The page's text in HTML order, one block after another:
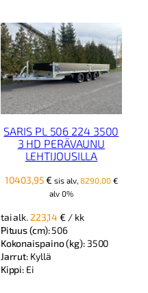
SARIS PL 506 224 3500
3 HD PERÄVAUNU
LEHTIJOUSILLA
10403,95€ sis alv,8290,00 €
alv 0%
tai alk. 223,14€ / kk
Pituus (cm):506
Kokonaispaino (kg): 3500
Jarrut: Kyllä
Kippi: Ei